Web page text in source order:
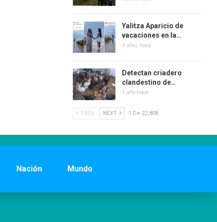
Yalitza Aparicio de
vacaciones en la…
4 años hace
Detectan criadero
clandestino de…
1 año hace
PREV NEXT 1 De 22,808
Nación Mundo